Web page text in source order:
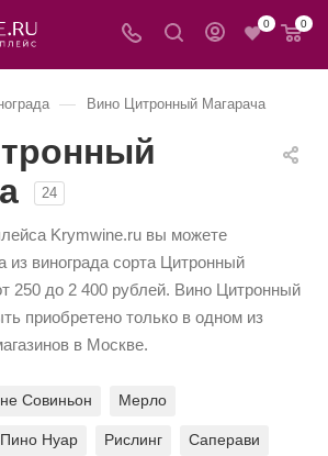
0 0
— Вино Цитронный Магарача
24
Krymwine.ru вы можете
из винограда сорта Цитронный
250 до 2 400 рублей. Вино Цитронный
приобретено только в одном из
в Москве.
Совиньон Мерло
Пино Нуар Рислинг Саперави